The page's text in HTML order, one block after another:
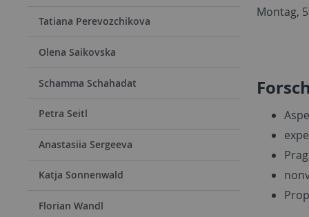
Tatiana Perevozchikova
Olena Saikovska
Schamma Schahadat
Petra Seitl
Anastasiia Sergeeva
Katja Sonnenwald
Florian Wandl
Montag,